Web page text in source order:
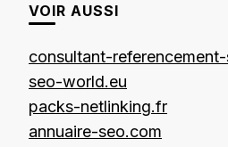
VOIR AUSSI
consultant-
seo-world.eu
packs-netlinking.fr
annuaire-seo.com